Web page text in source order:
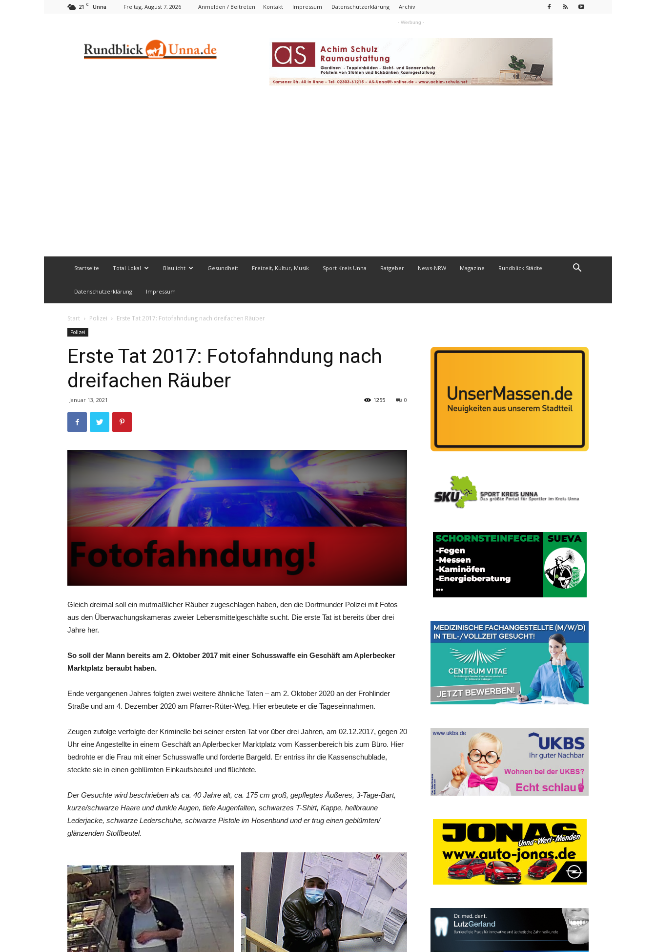
21 C Unna Freitag, August 7, 2026 Anmelden / Beitreten Kontakt Impressum Datenschutzerklärung Archiv
- Werbung -
Startseite Total Lokal Blaulicht Gesundheit Freizeit, Kultur, Musik Sport Kreis Unna Ratgeber News-NRW Magazine Rundblick Städte
Datenschutzerklärung Impressum
Start Polizei Erste Tat 2017: Fotofahndung nach dreifachen Räuber
Polizei
Erste Tat 2017: Fotofahndung nach
dreifachen Räuber
Januar 13, 2021 0
1255
Gleich dreimal soll ein mutmaßlicher Räuber zugeschlagen haben, den die Dortmunder Polizei mit Fotos
aus den Überwachungskameras zweier Lebensmittelgeschäfte sucht. Die erste Tat ist bereits über drei
Jahre her.
So soll der Mann bereits am 2. Oktober 2017 mit einer Schusswaffe ein Geschäft am Aplerbecker
Marktplatz beraubt haben.
Ende vergangenen Jahres folgten zwei weitere ähnliche Taten – am 2. Oktober 2020 an der Frohlinder
Straße und am 4. Dezember 2020 am Pfarrer-Rüter-Weg. Hier erbeutete er die Tageseinnahmen.
Zeugen zufolge verfolgte der Kriminelle bei seiner ersten Tat vor über drei Jahren, am 02.12.2017, gegen 20
Uhr eine Angestellte in einem Geschäft an Aplerbecker Marktplatz vom Kassenbereich bis zum Büro. Hier
bedrohte er die Frau mit einer Schusswaffe und forderte Bargeld. Er entriss ihr die Kassenschublade,
steckte sie in einen geblümten Einkaufsbeutel und flüchtete.
Der Gesuchte wird beschrieben als ca. 40 Jahre alt, ca. 175 cm groß, gepflegtes Äußeres, 3-Tage-Bart,
kurze/schwarze Haare und dunkle Augen, tiefe Augenfalten, schwarzes T-Shirt, Kappe, hellbraune
Lederjacke, schwarze Lederschuhe, schwarze Pistole im Hosenbund und er trug einen geblümten/
glänzenden Stoffbeutel.